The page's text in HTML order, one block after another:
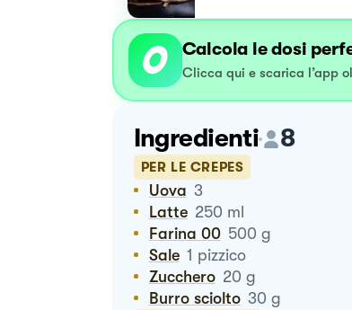
Calcola le dosi
Clicca qui e scarica l’app
Ingredienti 8
PER LE CREPES
Uova 3
Latte 250 ml
Farina 00 500 g
Sale 1 pizzico
Zucchero 20 g
Burro sciolto 30 g